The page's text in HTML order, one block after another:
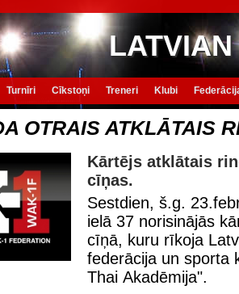
Turnīri Cīkstoņi Treneri Klubi
OTRAIS ATKLĀTAIS
Kārtējs atklātais
cīņas.
Sestdien, š.g.
ielā 37 norisinājās
cīņā, kuru rīkoja
federācija un sporta
Thai Akadēmija".